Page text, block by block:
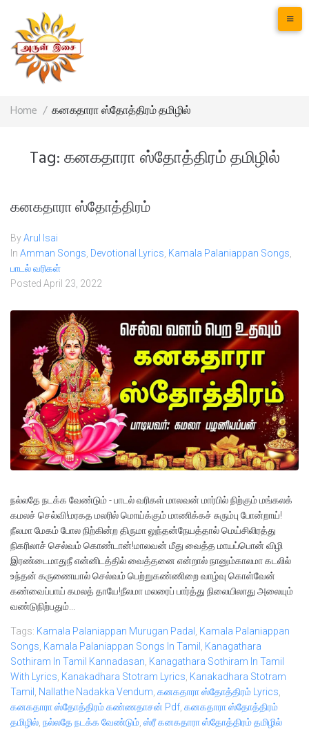
Home / கனகதாரா ஸ்தோத்திரம் தமிழில்
Tag:கனகதாரா ஸ்தோத்திரம் தமிழில்
கனகதாரா ஸ்தோத்திரம்
ByArul Isai
In Amman Songs Devotional Lyrics Kamala Palaniappan Songs
பாடல் வரிகள்
Posted April 23, 2022
நல்லதே நடக்க வேண்டும் - பாடல் வரிகள் மாலவன் மார்பில் நிற்கும் மங்கலக்
கமலச் செல்வி!மரகத மலரில் மொய்க்கும் மாணிக்கச் சுரும்பு போன்றாய்!
நீலமா மேகம் போல நிற்கின்ற திருமா லுந்தன்நேயத்தால் மெய்சிலிரத்து
நிகரிலாச் செல்வம் கொண்டான்!மாலவன் மீது வைத்த மாயப்பொன் விழி
இரண்டைமாதுநீ என்னிடத்தில் வைத்தனை என்றால் நானும்காலமா கடலில்
உந்தன் கருணையால் செல்வம் பெற்றுகண்ணிறை வாழ்வு கொள்வேன்
கண்வைப்பாய் கமலத் தாயே!நீலமா மலரைப் பார்த்து நிலையிலாது அலையும்
வண்டுநிற்பதும்...
Tags: Kamala Palaniappan Murugan Padal , Kamala Palaniappan
Songs, Kamala Palaniappan Songs In Tamil , Kanagathara
Sothiram In Tamil Kannadasan, Kanagathara Sothiram In Tamil
With Lyrics, Kanakadhara Stotram Lyrics, Kanakadhara Stotram
Tamil , Nallathe Nadakka Vendum, கனகதாரா ஸ்தோத்திரம் Lyrics,
கனகதாரா ஸ்தோத்திரம் கண்ணதாசன் Pdf, கனகதாரா ஸ்தோத்திரம்
தமிழில், நல்லதே நடக்க வேண்டும், ஸ்ரீ கனகதாரா ஸ்தோத்திரம் தமிழில்